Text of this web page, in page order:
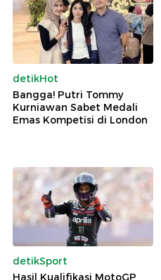
detikHot
Bangga! Putri Tommy
Kurniawan Sabet Medali
Emas Kompetisi di London
detikSport
Hasil Kualifikasi MotoGP